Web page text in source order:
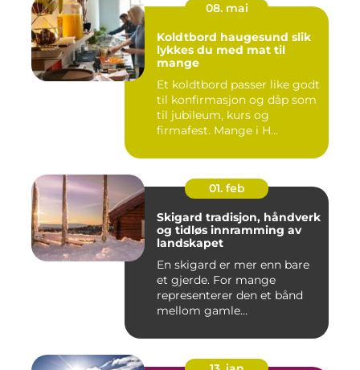
08. mai
Koldtbord haugesund slik
lykkes du med mat til
mange
Et koldtbord passer like godt
til konfirmasjon og dåp som
til jubileum, kurs og
firmafest. Mange i H...
01. feb
Skigard tradisjon, håndverk
og tidløs innramming av
landskapet
En skigard er mer enn bare
et gjerde. For mange
representerer den et bånd
mellom gamle